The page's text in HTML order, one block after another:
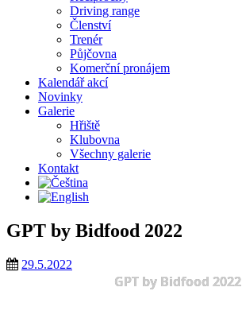
Driving range
Členství
Trenér
Půjčovna
Komerční pronájem
Kalendář akcí
Novinky
Galerie
Hřiště
Klubovna
Všechny galerie
Kontakt
GPT by Bidfood 2022
29.5.2022
GPT by Bidfood 2022